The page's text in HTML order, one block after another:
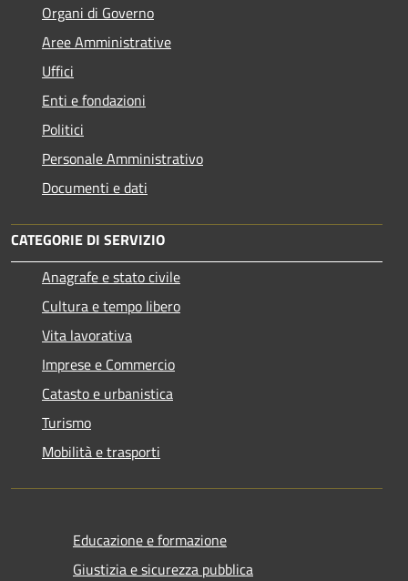
Organi di Governo
Aree Amministrative
Uffici
Enti e fondazioni
Politici
Personale Amministrativo
Documenti e dati
CATEGORIE DI SERVIZIO
Anagrafe e stato civile
Cultura e tempo libero
Vita lavorativa
Imprese e Commercio
Catasto e urbanistica
Turismo
Mobilità e trasporti
Educazione e formazione
Giustizia e sicurezza pubblica